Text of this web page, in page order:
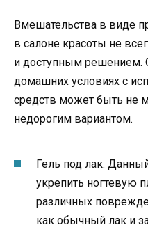
Вмешательства в виде
в салоне красоты не
и доступным решением.
домашних условиях с
средств может быть не
недорогим вариантом.
Гель под лак.
укрепить ногтевую
различных
как обычный лак и